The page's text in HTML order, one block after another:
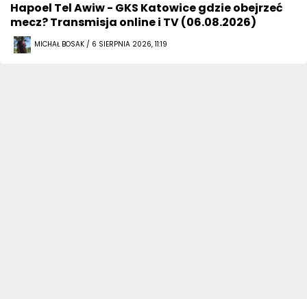
Hapoel Tel Awiw - GKS Katowice gdzie obejrzeć
mecz? Transmisja online i TV (06.08.2026)
MICHAŁ BOSAK / 6 SIERPNIA 2026, 11:19